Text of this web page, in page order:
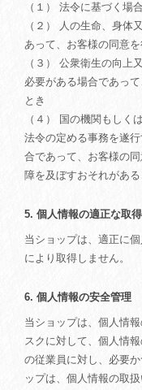
（１） 法令に基づく場合
（２） 人の生命、身体
あって、お客様の同意
（３） 公衆衛生の向上
必要がある場合であっ
とき
（４） 国の機関もしく
法令の定める事務を遂
合であって、お客様の
障を及ぼすおそれがある
5. 個人情報の適正な取得
当ショップは、適正に
により取得しません。
6. 個人情報の安全管理
当ショップは、個人情
スクに対して、個人情
の従業員に対し、必要
ップは、個人情報の取